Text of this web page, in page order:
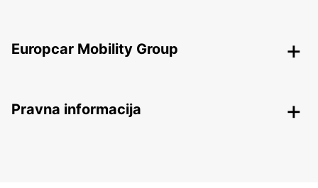
Europcar Mobility Group
Pravna informacija